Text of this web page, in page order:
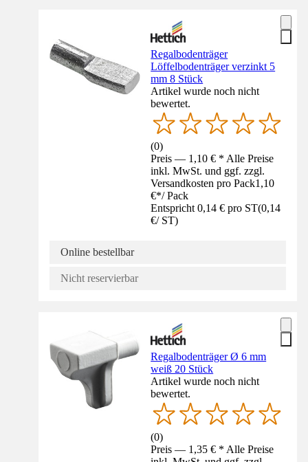
Regalbodenträger
Löffelbodenträger verzinkt 5
mm 8 Stück
Artikel wurde noch nicht
bewertet.
(0)
Preis — 1,10 € * Alle Preise
inkl. MwSt. und ggf. zzgl.
Versandkosten pro Pack1,10
€*/ Pack
Entspricht 0,14 € pro ST(0,14
€/ ST)
Online bestellbar
Nicht reservierbar
Regalbodenträger Ø 6 mm
weiß 20 Stück
Artikel wurde noch nicht
bewertet.
(0)
Preis — 1,35 € * Alle Preise